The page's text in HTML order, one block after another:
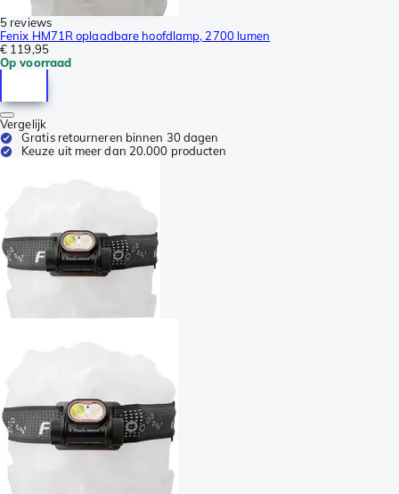
5 reviews
Fenix HM71R oplaadbare hoofdlamp, 2700 lumen
€ 119,95
Op voorraad
Vergelijk
Gratis retourneren binnen 30 dagen
Keuze uit meer dan 20.000 producten